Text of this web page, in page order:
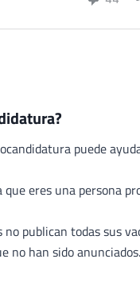
puede
eres una persona
no publican todas sus
no han sido anunciados.